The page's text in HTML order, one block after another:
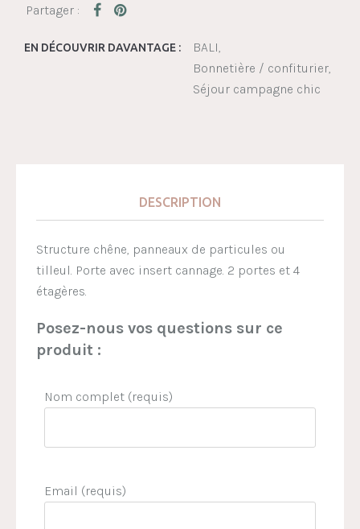
EN DÉCOUVRIR DAVANTAGE :
BALI
Bonnetière / confiturier
Séjour campagne chic
DESCRIPTION
Structure chêne, panneaux de particules ou
tilleul. Porte avec insert cannage. 2 portes et 4
étagères.
Posez-nous vos questions sur ce
produit :
Nom complet (requis)
Email (requis)